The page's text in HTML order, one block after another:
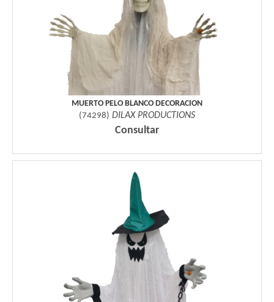
MUERTO PELO BLANCO DECORACION
(74298) DILAX PRODUCTIONS
Consultar